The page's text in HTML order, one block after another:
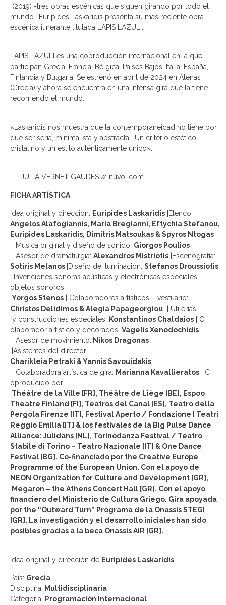
(2019) -tres obras escénicas que siguen girando por todo el
mundo- Eurípides Laskaridis presenta su más reciente obra
escénica itinerante titulada LAPIS LAZULI.
LAPIS LAZULI es una coproducción internacional en la que
participan Grecia, Francia, Bélgica, Países Bajos, Italia, España,
Finlandia y Bulgaria. Se estrenó en abril de 2024 en Atenas
(Grecia) y ahora se encuentra en una intensa gira que la tiene
recorriendo el mundo.
«Laskaridis nos muestra que la contemporaneidad no tiene por
qué ser seria, minimalista y abstracta… Un criterio estético
cristalino y un estilo auténticamente único».
— JULIA VERNET GAUDES // núvol.com
FICHA ARTÍSTICA
Idea original y dirección: Euripides Laskaridis |Elenco:
Angelos Alafogiannis, Maria Bregianni, Eftychia Stefanou,
Euripides Laskaridis, Dimitris Matsoukas & Spyros Ntogas
| Música original y diseño de sonido: Giorgos Poulios
| Asesor de dramaturgia: Alexandros Mistriotis |Escenografía:
Sotiris Melanos |Diseño de iluminación: Stefanos Droussiotis
| Invenciones sonoras acústicas y electrónicas especiales,
objetos sonoros:
Yorgos Stenos
| Colaboradores artísticos – vestuario:
Christos Delidimos & Alegia Papageorgiou | Utilerías
y construcciones especiales: Konstantinos Chaldaios | C
olaborador artístico y decorados: Vagelis Xenodochidis
| Asesor de movimiento: Nikos Dragonas
|Asistentes del director:
Charikleia Petraki & Yannis Savouidakis
| Colaboradora artística de gira: Marianna Kavallieratos
C
oproducido por:
Théâtre de la Ville [FR], Théâtre de Liège [BE], Espoo
Theatre Finland [FI], Teatros del Canal [ES], Teatro della
Pergola Firenze [IT], Festival Aperto / Fondazione I Teatri
Reggio Emilia [IT] & los festivales de la Big Pulse Dance
Alliance: Julidans [NL], Torinodanza Festival / Teatro
Stabile di Torino – Teatro Nazionale [IT] & One Dance
Festival [BG]. Co-financiado por the Creative Europe
Programme of the European Union. Con el apoyo de
NEON Organization for Culture and Development [GR],
Megaron – the Athens Concert Hall [GR]. Con el apoyo
financiero del Ministerio de Cultura Griego. Gira apoyada
por the “Outward Turn” Programa de la Onassis STEGI
[GR]. La investigación y el desarrollo iniciales han sido
posibles gracias a la beca Onassis AiR [GR].
Idea original y dirección de Euripides Laskaridis
País: Grecia
Disciplina: Multidisciplinaria
Categoría: Programación Internacional